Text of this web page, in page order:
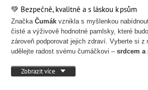
💚 Bezpečně, kvalitně a s láskou k psům
ZnačkaČumák vznikla s myšlenkou
čisté a výživově hodnotné pamlsky, které
zároveň podporovat jejich zdraví. Vyberte si z
udělejte radost svému čumáčkovi –srdcem a
Zobrazit více